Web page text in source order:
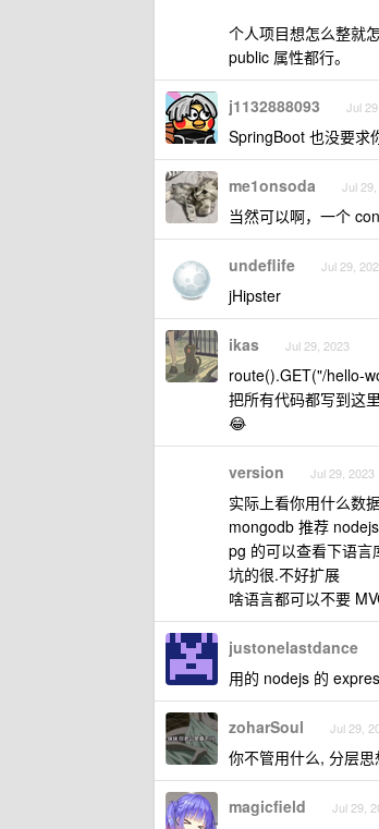
个人项目想怎么整就
public 属性都行。
j1132888093 Jul
SpringBoot 也没要求
me1onsoda Jul
当然可以啊，一个
undeflife Jul 29,
jHipster
ikas Jul 29, 2023
route().GET("/hello-
把所有代码都写到这
😂
version Jul 29, 2023
实际上看你用什么数
mongodb 推荐
pg 的可以查看下语言
坑的很.不好扩展
啥语言都可以不要
justonelastdance
用的 nodejs 的
zoharSoul Jul 29,
你不管用什么, 分层
magicfield Jul 29,